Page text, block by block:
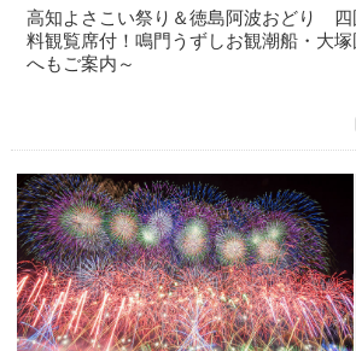
高知よさこい祭り＆徳島阿波おどり 四
料観覧席付！鳴門うずしお観潮船・大
へもご案内～